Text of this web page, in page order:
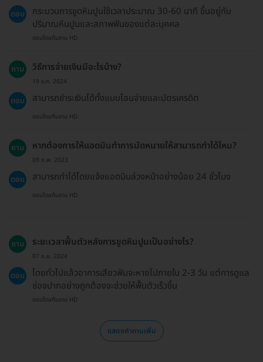
ตอบ
กระบวนการขูดหินปูนใช้เวลาประมาณ 30-60 นาที ขึ้นอยู่กับ
ปริมาณหินปูนและสภาพฟันของแต่ละบุคคล
ตอบโดยทีมงาน HD
ถาม วิธีการจ่ายเงินมีอะไรบ้าง?
19 ธ.ค. 2024
ตอบ สามารถชำระเงินได้ทั้งแบบโอนจ่ายและบัตรเครดิต
ตอบโดยทีมงาน HD
ถาม หากต้องการให้แอดมินทำการนัดหมายให้สามารถทำได้ไหม?
09 ก.พ. 2023
ตอบ สามารถทำได้โดยแจ้งแอดมินล่วงหน้าอย่างน้อย 24 ชั่วโมง
ตอบโดยทีมงาน HD
ถาม ระยะเวลาฟื้นตัวหลังการขูดหินปูนเป็นอย่างไร?
07 ก.ย. 2024
ตอบ
โดยทั่วไปแล้วอาการเสียวฟันจะหายไปภายใน 2-3 วัน แต่การดูแล
ช่องปากอย่างถูกต้องจะช่วยให้ฟื้นตัวเร็วขึ้น
ตอบโดยทีมงาน HD
แสดงคำถามเพิ่ม